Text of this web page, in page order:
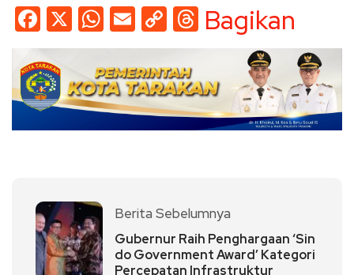
Facebook
X WhatsApp
EmailCopy
Link
Threads
Bagikan
Berita Sebelumnya
Gubernur Raih Penghargaan ‘Sin
do Government Award’ Kategori
Percepatan Infrastruktur